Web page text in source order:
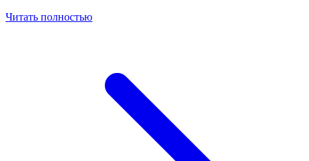
Читать полностью